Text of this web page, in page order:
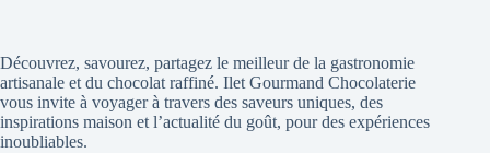
Découvrez, savourez, partagez le meilleur de la gastronomie
artisanale et du chocolat raffiné. Ilet Gourmand Chocolaterie
vous invite à voyager à travers des saveurs uniques, des
inspirations maison et l’actualité du goût, pour des expériences
inoubliables.